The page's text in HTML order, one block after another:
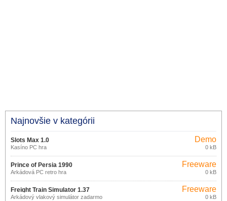
Najnovšie v kategórii
Slots Max 1.0
Kasíno PC hra
Demo
0 kB
Prince of Persia 1990
Arkádová PC retro hra
Freeware
0 kB
Freight Train Simulator 1.37
Arkádový vlakový simulátor zadarmo
Freeware
0 kB